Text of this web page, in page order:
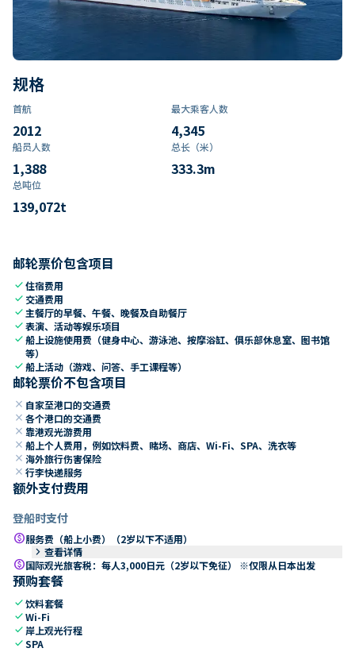
规格
首航
2012
最大乘客人数
4,345
船员人数
1,388
总长（米）
333.3m
总吨位
139,072t
邮轮票价包含项目
check住宿费用
check 交通费用
check 主餐厅的早餐、午餐、晚餐及自助餐厅
check表演、活动等娱乐项目
check船上设施使用费（健身中心、游泳池、按摩浴缸、俱乐部休息室、图书馆
等）
check船上活动（游戏、问答、手工课程等）
邮轮票价不包含项目
close 自家至港口的交通费
close 各个港口的交通费
close 靠港观光游费用
close 船上个人费用，例如饮料费、赌场、商店、Wi-Fi、SPA、洗衣等
close 海外旅行伤害保险
close 行李快递服务
额外支付费用
登船时支付
paid服务费（船上小费）（2岁以下不适用）
keyboard_arrow_right 查看详情
paid国际观光旅客税：每人3,000日元（2岁以下免征） ※仅限从日本出发
预购套餐
check饮料套餐
checkWi-Fi
check 岸上观光行程
checkSPA